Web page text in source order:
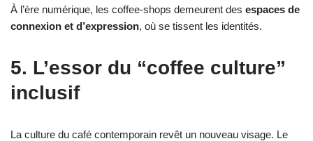
À l’ère numérique, les coffee-shops demeurent des espaces de
connexion et d’expression, où se tissent les identités.
5. L’essor du “coffee culture”
inclusif
La culture du café contemporain revêt un nouveau visage. Le